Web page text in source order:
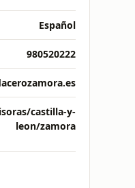
Español
980520222
castilla-y-
leon/zamora